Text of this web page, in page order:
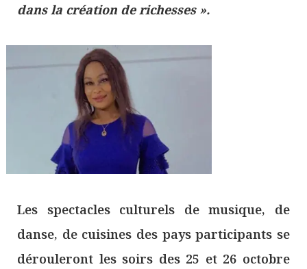
dans la création de richesses ».
Les spectacles culturels de musique, de
danse, de cuisines des pays participants se
dérouleront les soirs des 25 et 26 octobre